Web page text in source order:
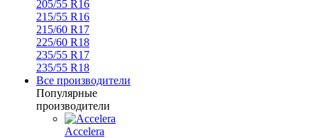
205/55 R16
215/55 R16
215/60 R17
225/60 R18
235/55 R17
235/55 R18
Все производители
Популярные
производители
Accelera